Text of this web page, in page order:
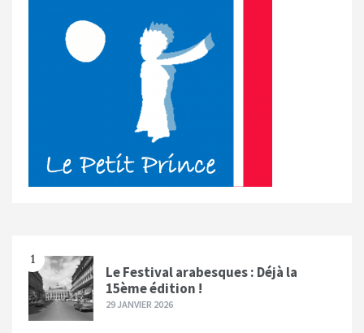
L remonte à ses 11 ans où elle choisit l
´option « allemand LV1 », commence des
échanges avec une correspondante allemande,
1
Le Festival arabesques : Déjà la
15ème édition !
29 JANVIER 2026